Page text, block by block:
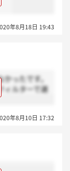
年8月18日 19:43
ったです。
ィルターで選
年8月10日 17:32